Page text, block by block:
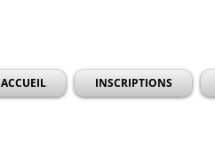
ACCUEIL INSCRIPTIONS